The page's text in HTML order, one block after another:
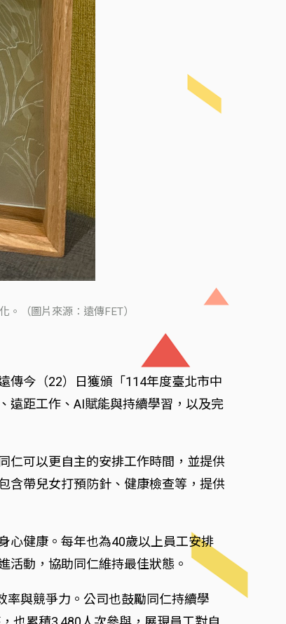
（圖片來源：遠傳FET）
傳今（22）日獲頒「114年度臺北市中
遠距工作、AI賦能與持續學習，以及完
仁可以更自主的安排工作時間，並提供
含帶兒女打預防針、健康檢查等，提供
心健康。每年也為40歲以上員工安排
活動，協助同仁維持最佳狀態。
率與競爭力。公司也鼓勵同仁持續學